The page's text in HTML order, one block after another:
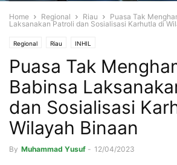
Home Regional Riau
Puasa Tak
Laksanakan Patroli dan Sosialisasi Karhutla di
Regional Riau INHIL
Puasa Tak
Babinsa
dan Sosialisasi
Wilayah Binaan
By Muhammad Yusuf - 12/04/2023